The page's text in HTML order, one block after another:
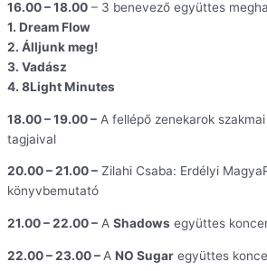
16.00 – 18.00 – 3 benevező együttes
1. Dream Flow
2. Álljunk meg!
3. Vadász
4. 8Light Minutes
18.00 – 19.00 – A fellépő zenekarok
tagjaival
20.00 – 21.00 – Zilahi Csaba: Erdélyi
könyvbemutató
21.00 – 22.00 – A Shadows együttes
22.00 – 23.00 – A NO Sugar együttes